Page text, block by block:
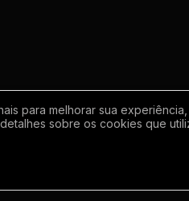
para melhorar sua
sobre os cookies que